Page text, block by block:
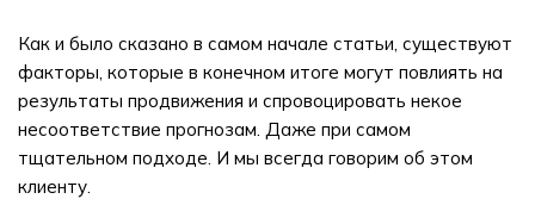
Как и было сказано в самом начале статьи, существуют
факторы, которые в конечном итоге могут повлиять на
результаты продвижения и спровоцировать некое
несоответствие прогнозам. Даже при самом
тщательном подходе. И мы всегда говорим об этом
клиенту.